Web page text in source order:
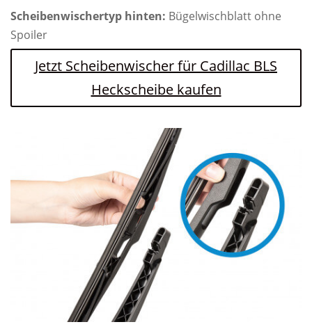
Scheibenwischertyp hinten: Bügelwischblatt ohne
Spoiler
Jetzt Scheibenwischer für Cadillac BLS
Heckscheibe kaufen